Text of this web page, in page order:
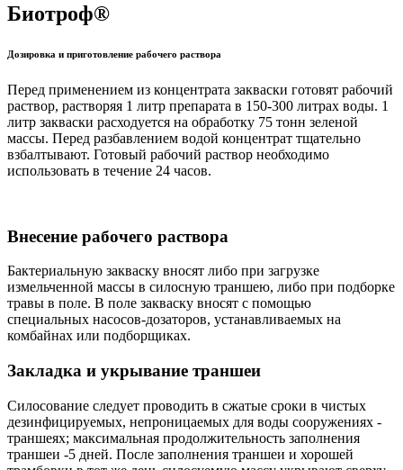
Биотроф®
Дозировка и приготовление рабочего раствора
Перед применением из концентрата закваски готовят рабочий
раствор, растворяя 1 литр препарата в 150-300 литрах воды. 1
литр закваски расходуется на обработку 75 тонн зеленой
массы. Перед разбавлением водой концентрат тщательно
взбалтывают. Готовый рабочий раствор необходимо
использовать в течение 24 часов.
Внесение рабочего раствора
Бактериальную закваску вносят либо при загрузке
измельченной массы в силосную траншею, либо при подборке
травы в поле. В поле закваску вносят с помощью
специальных насосов-дозаторов, устанавливаемых на
комбайнах или подборщиках.
Закладка и укрывание траншеи
Силосование следует проводить в сжатые сроки в чистых
дезинфицируемых, непроницаемых для воды сооружениях -
траншеях; максимальная продолжительность заполнения
траншеи -5 дней. После заполнения траншеи и хорошей